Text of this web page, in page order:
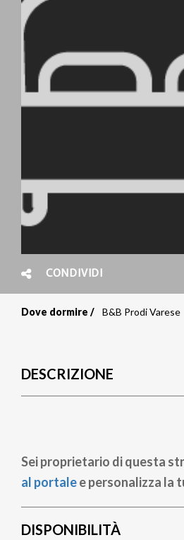
CONDIVIDI
pane
Dove dormire B&B Prodi Varese
DESCRIZIONE
Sei proprietario di questa
al portalee personalizza la
DISPONIBILITÀ